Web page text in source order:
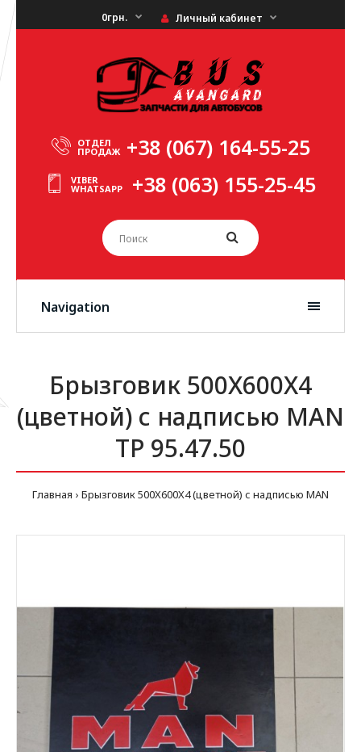
0грн. Личный кабинет
ОТДЕЛ
ПРОДАЖ +38 (067) 164-55-25
VIBER
WHATSAPP +38 (063) 155-25-45
Navigation
Брызговик 500X600X4
(цветной) с надписью MAN
TP 95.47.50
Главная Брызговик 500X600X4 (цветной) с надписью MAN